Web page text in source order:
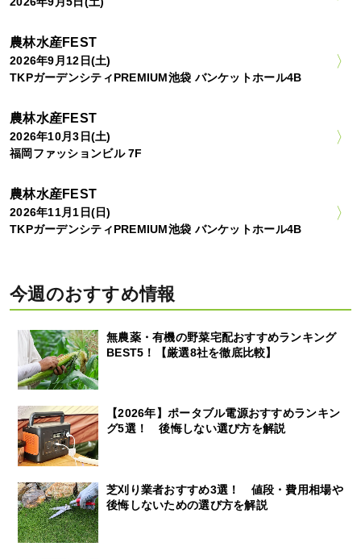
農林水産FEST
2026年9月12日(土)
TKPガーデンシティPREMIUM池袋 バンケットホール4B
農林水産FEST
2026年10月3日(土)
福岡ファッションビル 7F
農林水産FEST
2026年11月1日(日)
TKPガーデンシティPREMIUM池袋 バンケットホール4B
今週のおすすめ情報
無農薬・有機の野菜宅配おすすめランキング
BEST5！【厳選8社を徹底比較】
【2026年】ポータブル電源おすすめランキン
グ5選！ 後悔しない選び方を解説
芝刈り業者おすすめ3選！ 値段・費用相場や
後悔しないための選び方を解説